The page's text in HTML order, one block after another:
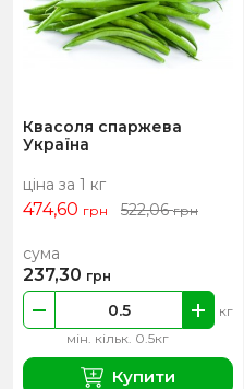
Квасоля спаржева
Україна
ціна за 1 кг
474,60 грн 522,06грн
мін. кільк. 0.5кг
кг
сума
237,30 грн
Купити